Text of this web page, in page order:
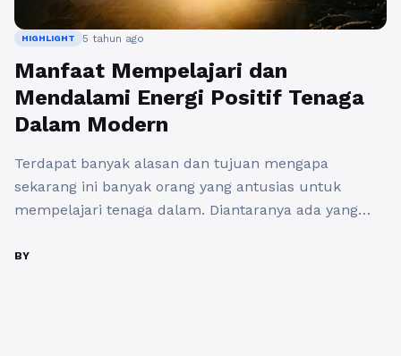
HIGHLIGHT 5 tahun ago
Manfaat Mempelajari dan
Mendalami Energi Positif Tenaga
Dalam Modern
Terdapat banyak alasan dan tujuan mengapa
sekarang ini banyak orang yang antusias untuk
mempelajari tenaga dalam. Diantaranya ada yang
yang mengejar sistem terapi penyakit, dan ada juga
BY